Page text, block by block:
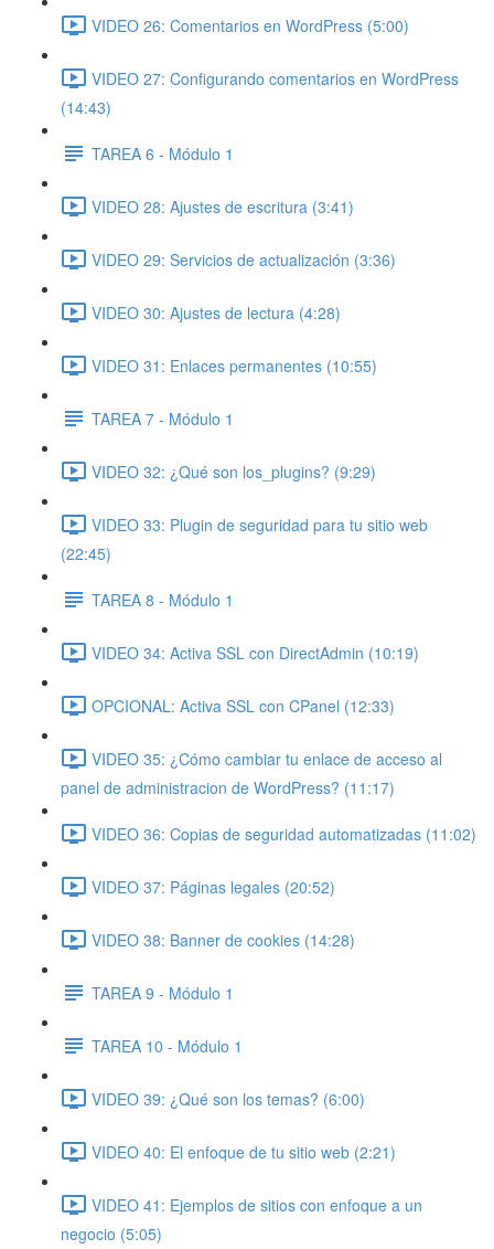
VIDEO 26: Comentarios en WordPress (5:00)
VIDEO 27: Configurando comentarios en WordPress
(14:43)
TAREA 6 - Módulo 1
VIDEO 28: Ajustes de escritura (3:41)
VIDEO 29: Servicios de actualización (3:36)
VIDEO 30: Ajustes de lectura (4:28)
VIDEO 31: Enlaces permanentes (10:55)
TAREA 7 - Módulo 1
VIDEO 32: ¿Qué son los_plugins? (9:29)
VIDEO 33: Plugin de seguridad para tu sitio web
(22:45)
TAREA 8 - Módulo 1
VIDEO 34: Activa SSL con DirectAdmin (10:19)
OPCIONAL: Activa SSL con CPanel (12:33)
VIDEO 35: ¿Cómo cambiar tu enlace de acceso al
panel de administracion de WordPress? (11:17)
VIDEO 36: Copias de seguridad automatizadas (11:02)
VIDEO 37: Páginas legales (20:52)
VIDEO 38: Banner de cookies (14:28)
TAREA 9 - Módulo 1
TAREA 10 - Módulo 1
VIDEO 39: ¿Qué son los temas? (6:00)
VIDEO 40: El enfoque de tu sitio web (2:21)
VIDEO 41: Ejemplos de sitios con enfoque a un
negocio (5:05)